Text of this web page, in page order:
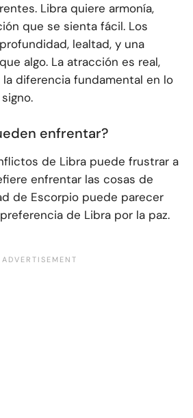
Libra quiere armonía,
que se sienta fácil. Los
lealtad, y una
algo. La atracción es real,
diferencia fundamental en lo
enfrentar?
de Libra puede frustrar a
enfrentar las cosas de
de Escorpio puede parecer
de Libra por la paz.